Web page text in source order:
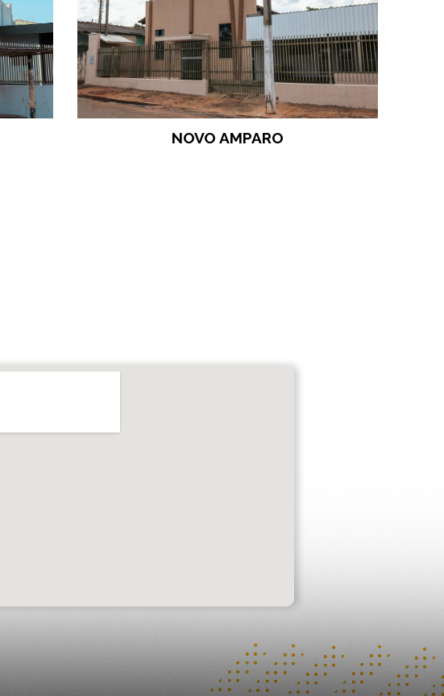
NOVO AMPARO